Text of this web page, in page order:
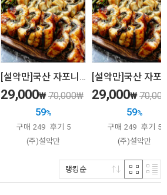
[설악만]국산 자포니카 민물장어 1kg(손질후 600g내외) 친환경 무항생제, HACCP(해썹) 인증!
29,000₩ 70,000₩
59%
구매 249 후기 5
(주)설악만
29,000₩ 70,000
59%
구매 249 후기 5
(주)설악만
랭킹순